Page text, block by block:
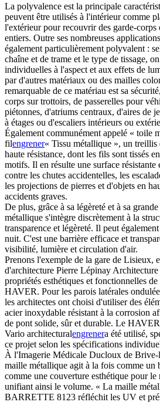
La polyvalence est la principale
peuvent être utilisés à l'intérieur comme
l'extérieur pour recouvrir des garde-corps
entiers. Outre ses nombreuses
également particulièrement polyvalent :
chaîne et de trame et le type de tissage,
individuelles à l'aspect et aux effets de
par d'autres matériaux ou des mailles
remarquable de ce matériau est sa
corps sur trottoirs, de passerelles pour
piétonnes, d'atriums centraux, d'aires de
à étages ou d'escaliers intérieurs ou
Également communément appelé « toile
filengrener« Tissu métallique », un
haute résistance, dont les fils sont tissés
motifs. Il en résulte une surface résistante
contre les chutes accidentelles, les
les projections de pierres et d'objets en
accidents graves.
De plus, grâce à sa légèreté et à sa
métallique s'intègre discrètement à la
transparence et légèreté. Il peut
nuit. C'est une barrière efficace et
visibilité, lumière et circulation d'air.
Prenons l'exemple de la gare de Lisieux,
d'architecture Pierre Lépinay Architecture
propriétés esthétiques et fonctionnelles
HAVER. Pour les parois latérales
les architectes ont choisi d'utiliser des
acier inoxydable résistant à la corrosion
de pont solide, sûr et durable. Le
Vario architecturalengrenera été utilisé,
ce projet selon les spécifications
À l'Imagerie Médicale Ducloux de Brive-
maille métallique agit à la fois comme un
comme une couverture esthétique pour le
unifiant ainsi le volume. « La maille
BARRETTE 8123 réfléchit les UV et